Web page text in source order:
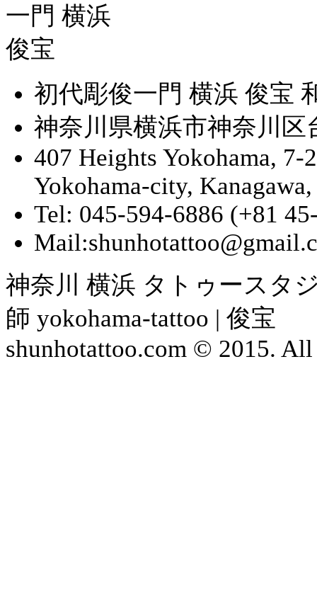
初代彫俊一門 横浜 俊宝
神奈川県横浜市神奈川区
407 Heights Yokohama,
Yokohama-city, Kanagawa,
Tel: 045-594-6886 (+81
神奈川 横浜 タトゥースタ
師 yokohama-tattoo | 俊宝
shunhotattoo.com © 2015. All